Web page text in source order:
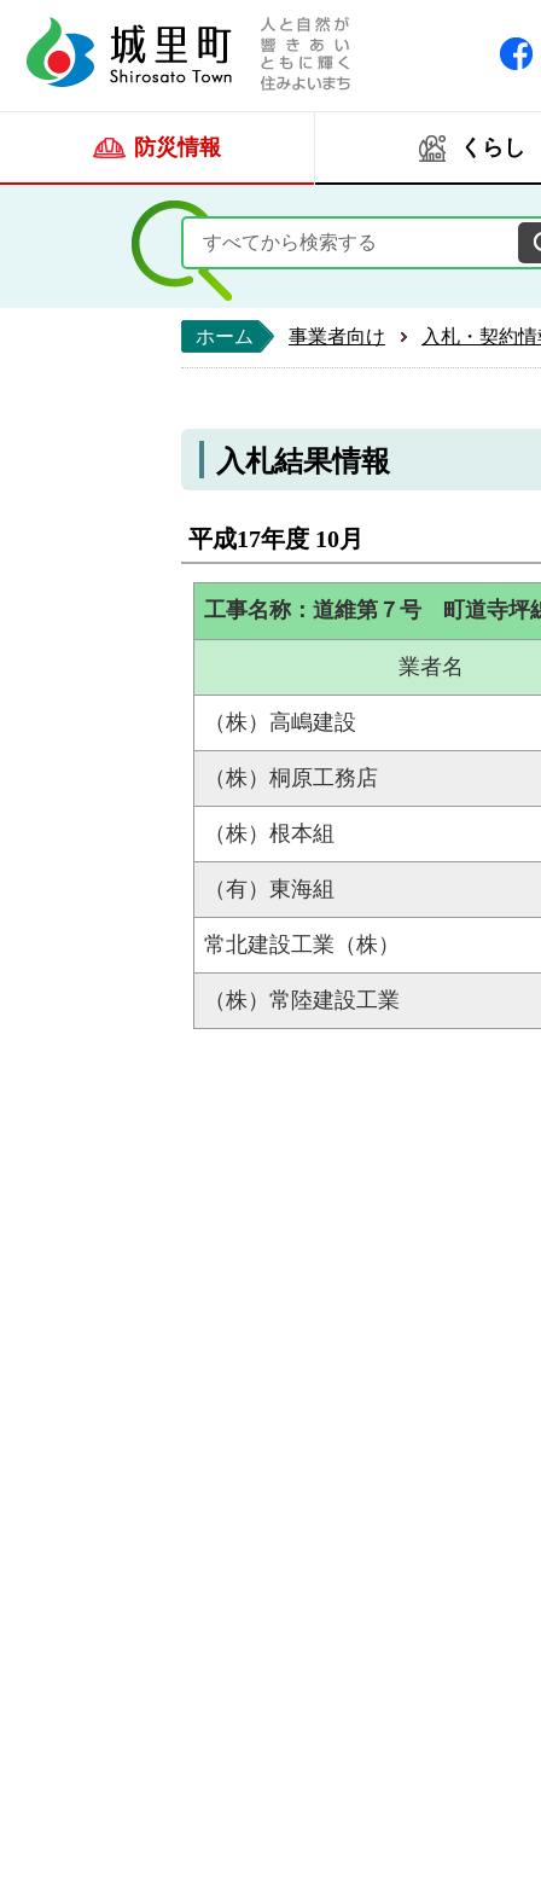
防災情報 くらし
ホーム 事業者向け 入札・契約
入札結果情報
平成17年度 10月
工事名称：道維第７号 町道寺坪
業者名
（株）高嶋建設
（株）桐原工務店
（株）根本組
（有）東海組
常北建設工業（株）
（株）常陸建設工業